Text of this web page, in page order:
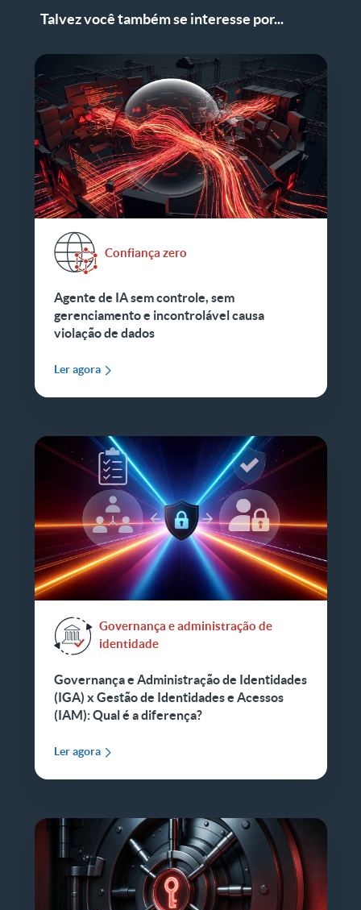
Talvez você também se interesse por...
Confiança zero
Agente de IA sem controle, sem
gerenciamento e incontrolável causa
violação de dados
Ler agora
Governança e administração de
identidade
Governança e Administração de Identidades
(IGA) x Gestão de Identidades e Acessos
(IAM): Qual é a diferença?
Ler agora